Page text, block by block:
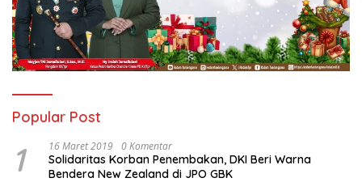
Popular Post
1 16 Maret 2019 0 Komentar
Solidaritas Korban Penembakan, DKI Beri Warna
Bendera New Zealand di JPO GBK